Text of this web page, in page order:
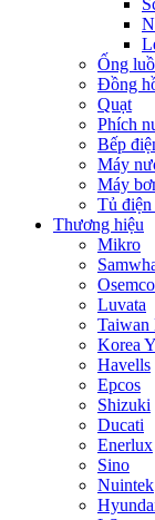
Ống
Đồng
Quạt
Phích
Bếp
Máy
Máy
Tủ điện
Thương hiệu
Mikro
Osemco
Luvata
Taiwan
Korea
Havells
Epcos
Shizuki
Ducati
Enerlux
Sino
Nuintek